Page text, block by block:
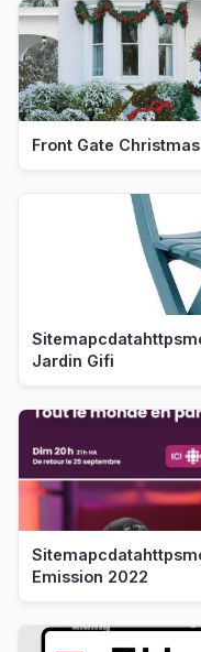
Front Gate
Jardin Gifi
Emission 2022